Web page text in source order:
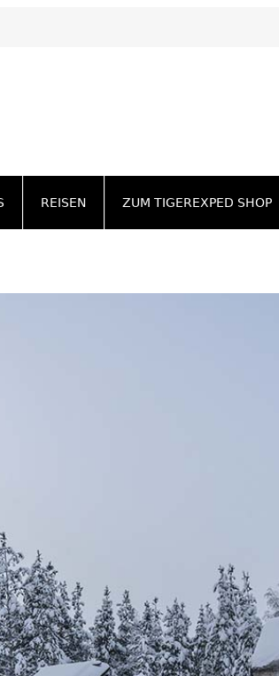
REISEN ZUM TIGEREXPED SHOP